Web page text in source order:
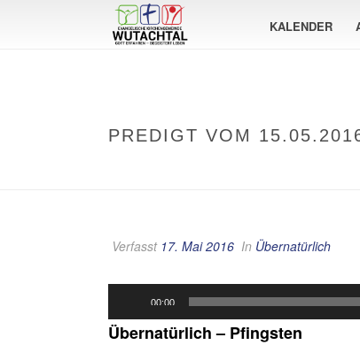
KALENDER
PREDIGT VOM
Verfasst 17. Mai 2016 In Übernatürlich
Player
00:00
Übernatürlich – Pfingsten